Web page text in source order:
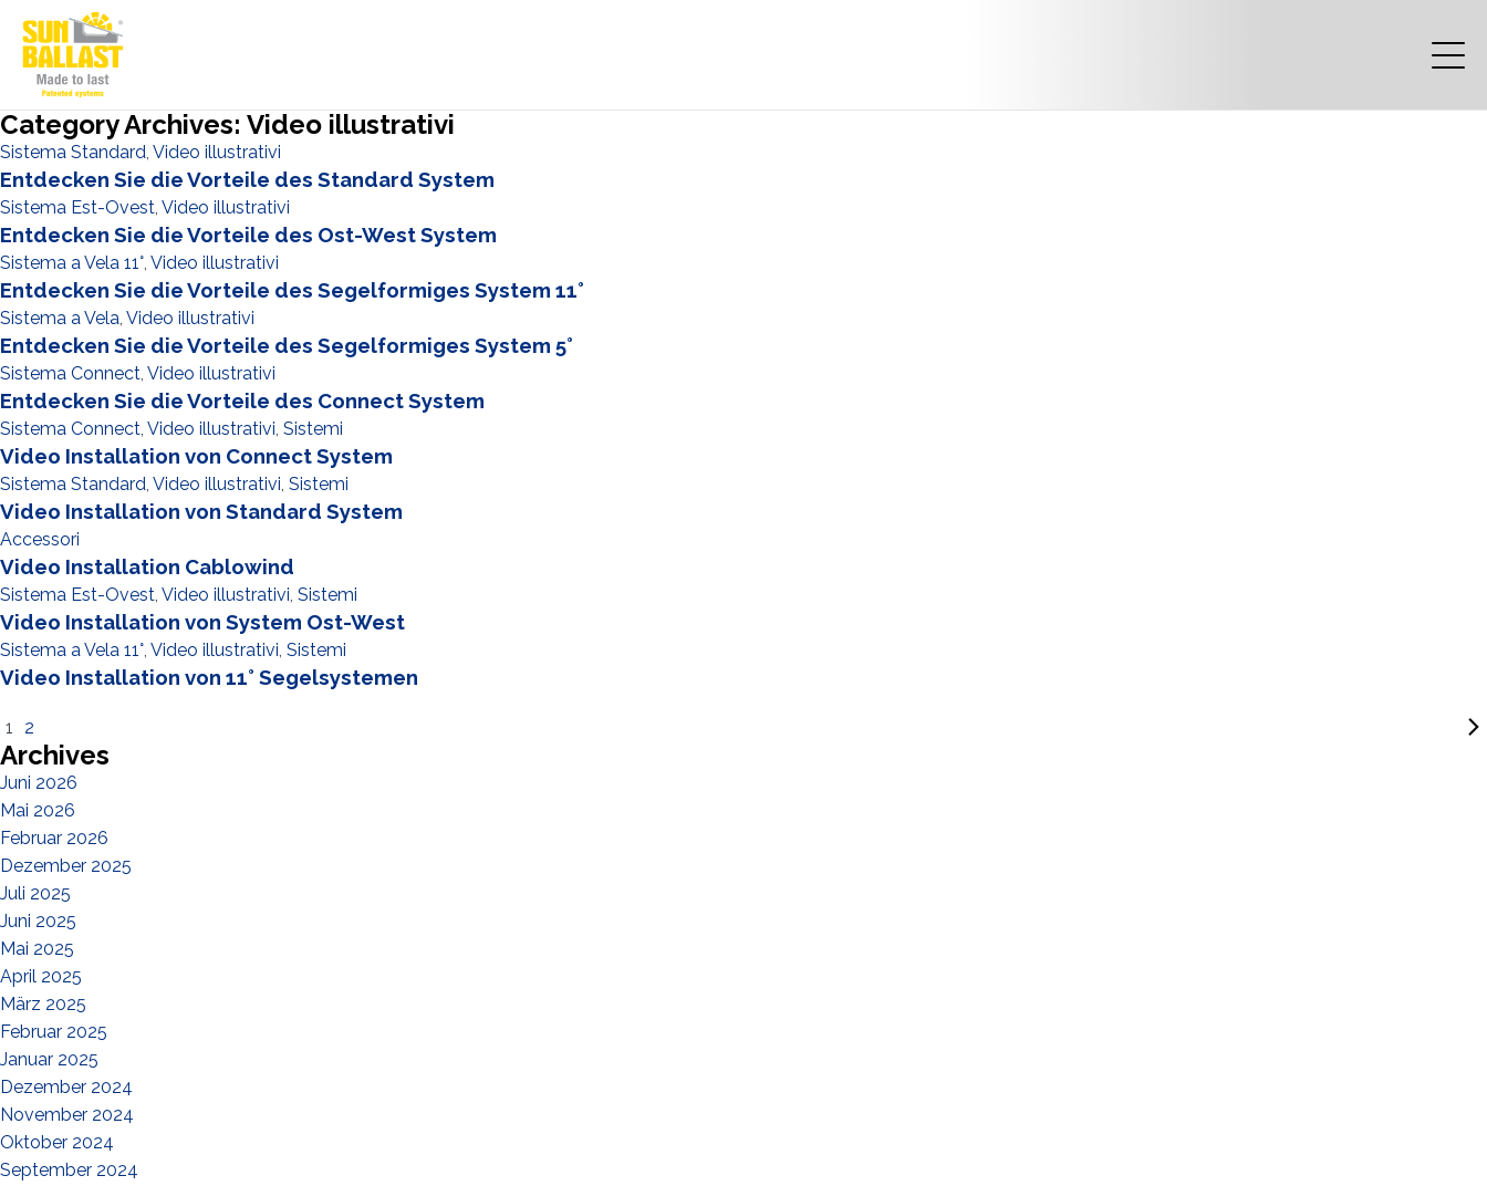
Category Archives: Video illustrativi
Sistema Standard, Video illustrativi
Entdecken Sie die Vorteile des Standard System
Sistema Est-Ovest, Video illustrativi
Entdecken Sie die Vorteile des Ost-West System
Sistema a Vela 11°, Video illustrativi
Entdecken Sie die Vorteile des Segelformiges System 11°
Sistema a Vela, Video illustrativi
Entdecken Sie die Vorteile des Segelformiges System 5°
Sistema Connect, Video illustrativi
Entdecken Sie die Vorteile des Connect System
Sistema Connect, Video illustrativi, Sistemi
Video Installation von Connect System
Sistema Standard, Video illustrativi, Sistemi
Video Installation von Standard System
Accessori
Video Installation Cablowind
Sistema Est-Ovest, Video illustrativi, Sistemi
Video Installation von System Ost-West
Sistema a Vela 11°, Video illustrativi, Sistemi
Video Installation von 11° Segelsystemen
1 2
Archives
Juni 2026
Mai 2026
Februar 2026
Dezember 2025
Juli 2025
Juni 2025
Mai 2025
April 2025
März 2025
Februar 2025
Januar 2025
Dezember 2024
November 2024
Oktober 2024
September 2024